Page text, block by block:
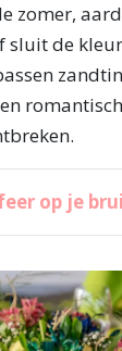
zomer,
sluit de
op je